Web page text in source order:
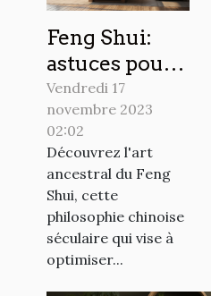
Feng Shui:
astuces pour
harmoniser
votre
intérieur
Vendredi 17
novembre 2023
02:02
Découvrez l'art
ancestral du Feng
Shui, cette
philosophie chinoise
séculaire qui vise à
optimiser...